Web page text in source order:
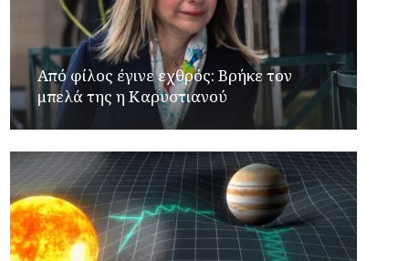
Από φίλος έγινε εχθρός: Βρήκε τον
μπελά της η Καρυστιανού